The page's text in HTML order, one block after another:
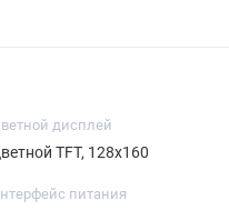
дисплей
TFT, 128x160
питания